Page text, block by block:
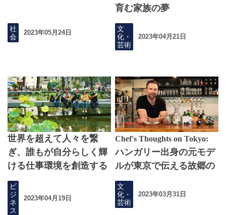
社
会
2023年05月24日
育む家族の夢
文
化・
芸術
2023年04月21日
世界を超えて人々を繋
ぎ、誰もが自分らしく輝
ける仕事環境を創造する
ビ
ジ
ネ
ス
2023年04月19日
Chef's Thoughts on Tokyo:
ハンガリー出身の元モデ
ルが東京で伝える故郷の
味
文
化・
芸術
2023年03月31日